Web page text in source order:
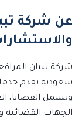
عن شركة
شركة تبيان
سعودية تقدم
وتشمل القضايا،
الجهات القضائية